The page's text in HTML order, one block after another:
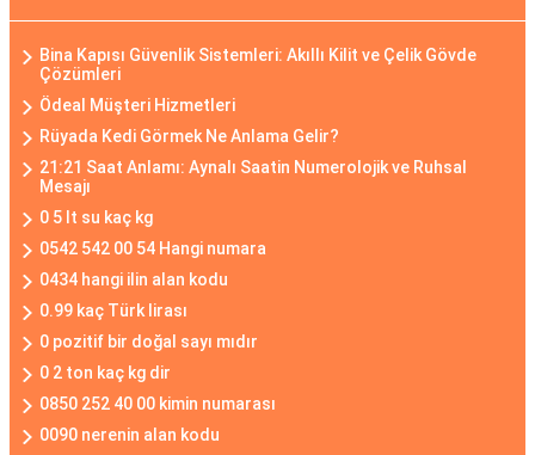
Bina Kapısı Güvenlik Sistemleri: Akıllı Kilit ve Çelik Gövde
Çözümleri
Ödeal Müşteri Hizmetleri
Rüyada Kedi Görmek Ne Anlama Gelir?
21:21 Saat Anlamı: Aynalı Saatin Numerolojik ve Ruhsal
Mesajı
0 5 lt su kaç kg
0542 542 00 54 Hangi numara
0434 hangi ilin alan kodu
0.99 kaç Türk lirası
0 pozitif bir doğal sayı mıdır
0 2 ton kaç kg dir
0850 252 40 00 kimin numarası
0090 nerenin alan kodu